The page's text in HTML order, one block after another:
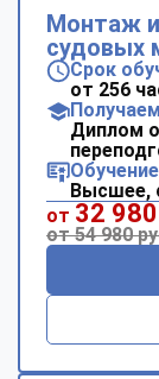
Монтаж и
судовых
Срок
от 256
Диплом
Высшее,
от 32
от 54 980